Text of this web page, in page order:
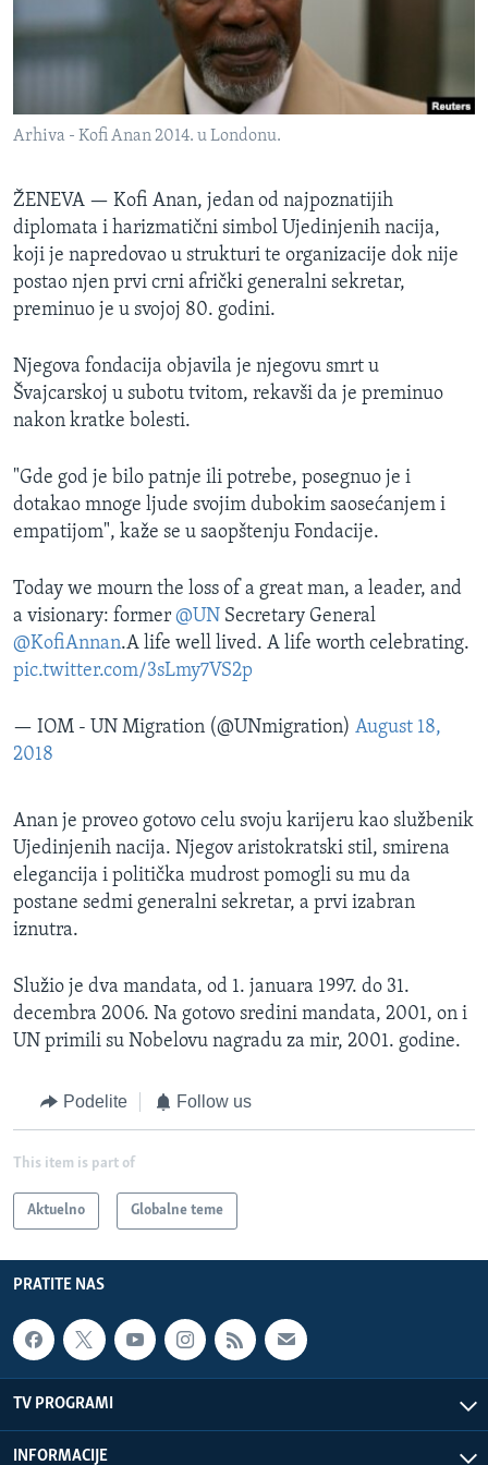
SPORT
INTERVJU
Arhiva - Kofi Anan 2014. u Londonu.
ŽENEVA — Kofi Anan, jedan od najpoznatijih
diplomata i harizmatični simbol Ujedinjenih nacija,
koji je napredovao u strukturi te organizacije dok nije
postao njen prvi crni afrički generalni sekretar,
preminuo je u svojoj 80. godini.
Njegova fondacija objavila je njegovu smrt u
Švajcarskoj u subotu tvitom, rekavši da je preminuo
nakon kratke bolesti.
"Gde god je bilo patnje ili potrebe, posegnuo je i
dotakao mnoge ljude svojim dubokim saosećanjem i
empatijom", kaže se u saopštenju Fondacije.
Today we mourn the loss of a great man, a leader, and
a visionary: former @UN Secretary General
@KofiAnnan.A life well lived. A life worth celebrating.
pic.twitter.com/3sLmy7VS2p
— IOM - UN Migration (@UNmigration) August 18,
2018
Anan je proveo gotovo celu svoju karijeru kao službenik
Ujedinjenih nacija. Njegov aristokratski stil, smirena
elegancija i politička mudrost pomogli su mu da
postane sedmi generalni sekretar, a prvi izabran
iznutra.
Služio je dva mandata, od 1. januara 1997. do 31.
decembra 2006. Na gotovo sredini mandata, 2001, on i
UN primili su Nobelovu nagradu za mir, 2001. godine.
Podelite Follow us
This item is part of
Aktuelno Globalne teme
PRATITE NAS
TV PROGRAMI
INFORMACIJE